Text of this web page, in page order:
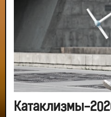
Катаклизмы-